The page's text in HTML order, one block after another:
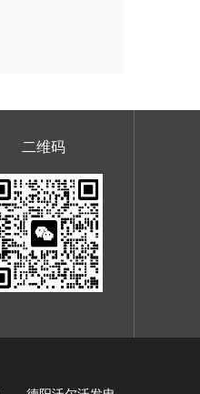
二维码